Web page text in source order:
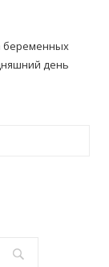
беременных
день